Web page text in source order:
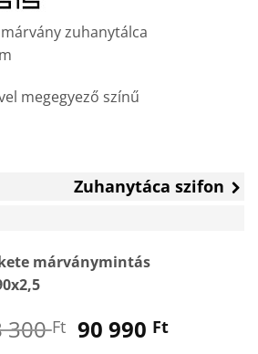
zuhanytálca
megegyező színű
Zuhanytáca szifon
márványmintás
300Ft Original
90 990 FtCurrent